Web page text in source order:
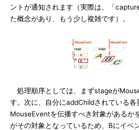
ントが通知されます（実際は、「
た概念があり、もう少し複雑です）。
処理順序としては、まずstageが
す。次に、自分にaddChildされている各
MouseEventを伝播すべき対象があるか
がその対象となっているため、Bにイベ